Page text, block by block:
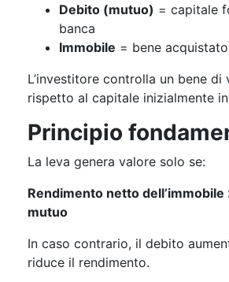
Debito (mutuo) = capitale
banca
Immobile = bene acquistato
L’investitore controlla un bene di
rispetto al capitale inizialmente
Principio
La leva genera valore solo se:
Rendimento netto
mutuo
In caso contrario, il debito
riduce il rendimento.